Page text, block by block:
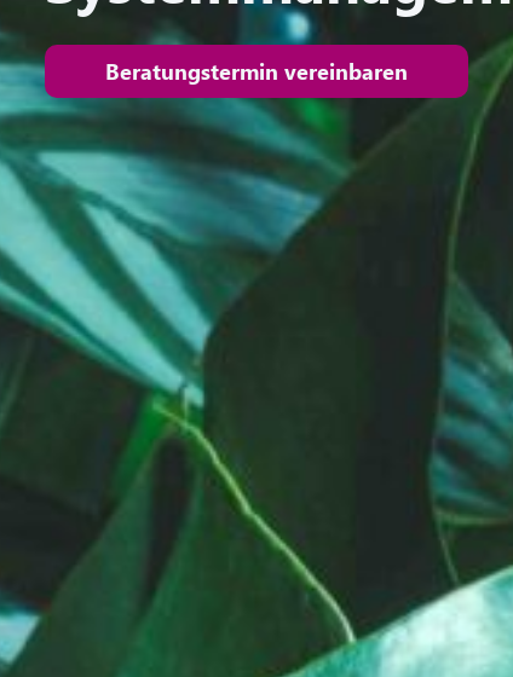
Beratungstermin vereinbaren